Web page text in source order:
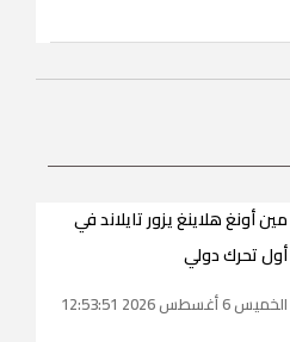
مين أونغ هلاينغ يزور تايلاند في
أول تحرك دولي
الخميس 6 أغسطس 2026 12:53:51